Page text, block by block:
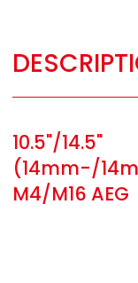
10.5"/14.5"
(14mm-/
M4/M16 AEG